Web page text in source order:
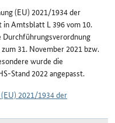
(EU) 2021/1934 der
Amtsblatt L 396 vom 10.
Durchführungsverordnung
31. November 2021 bzw.
wurde die
Stand 2022 angepasst.
2021/1934 der